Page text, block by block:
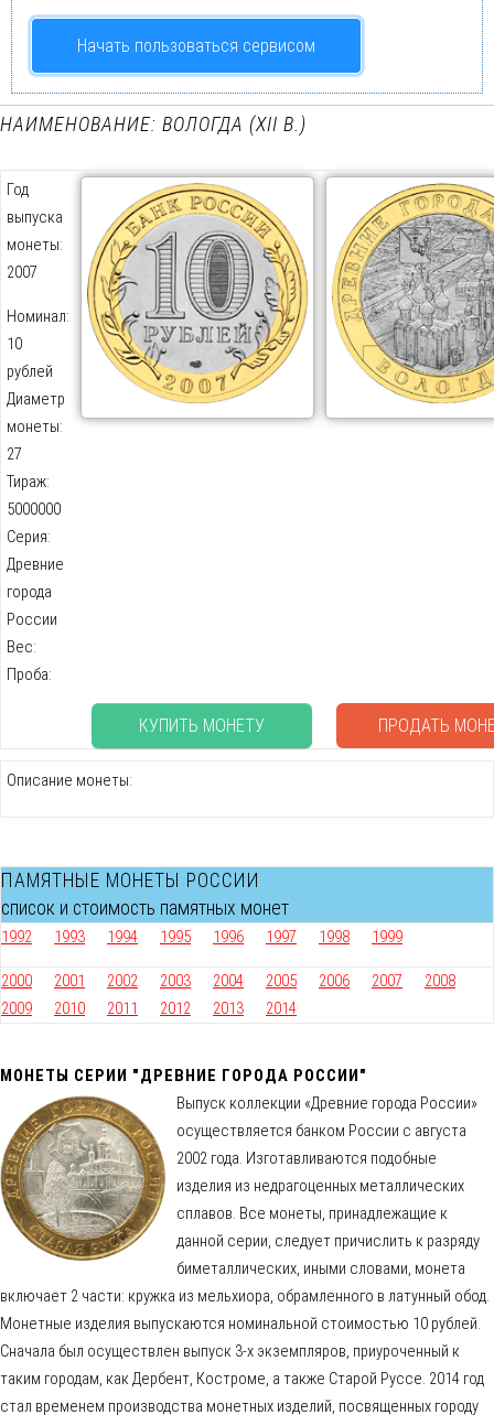
Начать пользоваться сервисом
НАИМЕНОВАНИЕ: ВОЛОГДА (XII В.)
Год
выпуска
монеты:
2007
Номинал:
10
рублей
Диаметр
монеты:
27
Тираж:
5000000
Серия:
Древние
города
России
Вес:
Проба:
КУПИТЬ МОНЕТУ ПРОДАТЬ
Описание монеты:
ПАМЯТНЫЕ МОНЕТЫ РОССИИ
список и стоимость памятных монет
1992 1993 1994 1995 1996 1997 1998 1999
2000 2001 2002 2003 2004 2005 2006 2007
2008
2009
2010 2011 2012 2013 2014
МОНЕТЫ СЕРИИ "ДРЕВНИЕ ГОРОДА РОССИИ"
Выпуск коллекции «Древние города России»
осуществляется банком России с августа
2002 года. Изготавливаются подобные
изделия из недрагоценных металлических
сплавов. Все монеты, принадлежащие к
данной серии, следует причислить к разряду
биметаллических, иными словами, монета
включает 2 части: кружка из мельхиора, обрамленного в латунный обод.
Монетные изделия выпускаются номинальной стоимостью 10 рублей.
Сначала был осуществлен выпуск 3-х экземпляров, приуроченный к
таким городам, как Дербент, Костроме, а также Старой Руссе. 2014 год
стал временем производства монетных изделий, посвященных городу